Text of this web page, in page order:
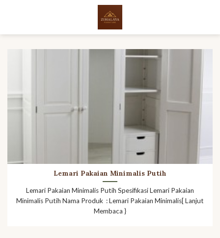
Lemari Pakaian Minimalis Putih
Lemari Pakaian Minimalis Putih Spesifikasi Lemari Pakaian
Minimalis Putih Nama Produk : Lemari Pakaian Minimalis[ Lanjut
Membaca }